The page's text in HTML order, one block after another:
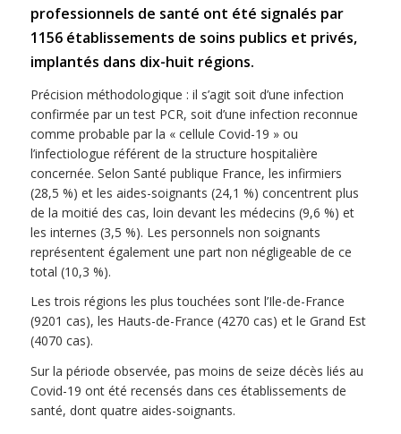
professionnels de santé ont été signalés par
1156 établissements de soins publics et privés,
implantés dans dix-huit régions.
Précision méthodologique : il s’agit soit d’une infection
confirmée par un test PCR, soit d’une infection reconnue
comme probable par la « cellule Covid-19 » ou
l’infectiologue référent de la structure hospitalière
concernée. Selon Santé publique France, les infirmiers
(28,5 %) et les aides-soignants (24,1 %) concentrent plus
de la moitié des cas, loin devant les médecins (9,6 %) et
les internes (3,5 %). Les personnels non soignants
représentent également une part non négligeable de ce
total (10,3 %).
Les trois régions les plus touchées sont l’Ile-de-France
(9201 cas), les Hauts-de-France (4270 cas) et le Grand Est
(4070 cas).
Sur la période observée, pas moins de seize décès liés au
Covid-19 ont été recensés dans ces établissements de
santé, dont quatre aides-soignants.